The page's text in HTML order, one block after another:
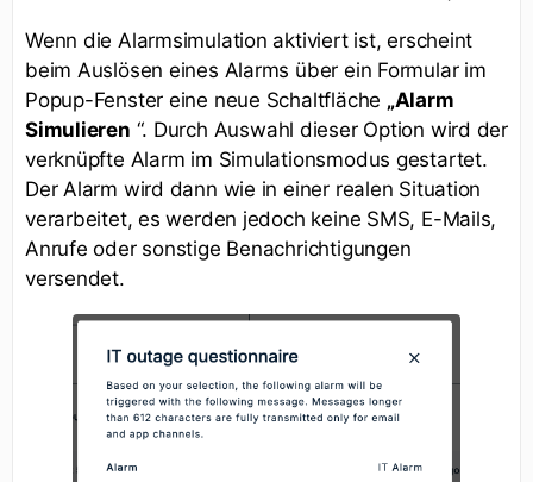
Wenn die Alarmsimulation aktiviert ist, erscheint
beim Auslösen eines Alarms über ein Formular im
Popup-Fenster eine neue Schaltfläche „Alarm
Simulieren “. Durch Auswahl dieser Option wird der
verknüpfte Alarm im Simulationsmodus gestartet.
Der Alarm wird dann wie in einer realen Situation
verarbeitet, es werden jedoch keine SMS, E-Mails,
Anrufe oder sonstige Benachrichtigungen
versendet.